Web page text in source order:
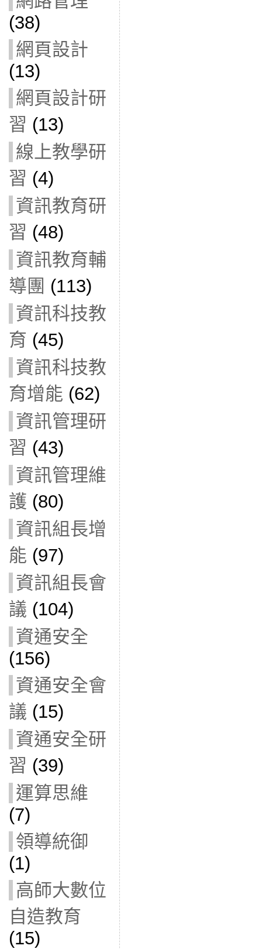
(38)
網頁設計
(13)
網頁設計研
習 (13)
線上教學研
習 (4)
資訊教育研
習 (48)
資訊教育輔
導團 (113)
資訊科技教
育 (45)
資訊科技教
育增能 (62)
資訊管理研
習 (43)
資訊管理維
護 (80)
資訊組長增
能 (97)
資訊組長會
議 (104)
資通安全
(156)
資通安全會
議 (15)
資通安全研
習 (39)
運算思維
(7)
領導統御
(1)
高師大數位
自造教育
(15)